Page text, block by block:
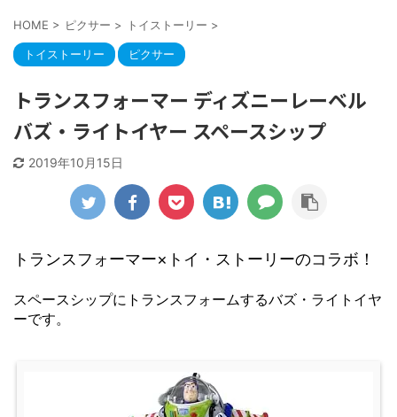
HOME > ピクサー > トイストーリー >
トイストーリー ピクサー
トランスフォーマー ディズニーレーベル
バズ・ライトイヤー スペースシップ
2019年10月15日
トランスフォーマー×トイ・ストーリーのコラボ！
スペースシップにトランスフォームするバズ・ライトイヤ
ーです。